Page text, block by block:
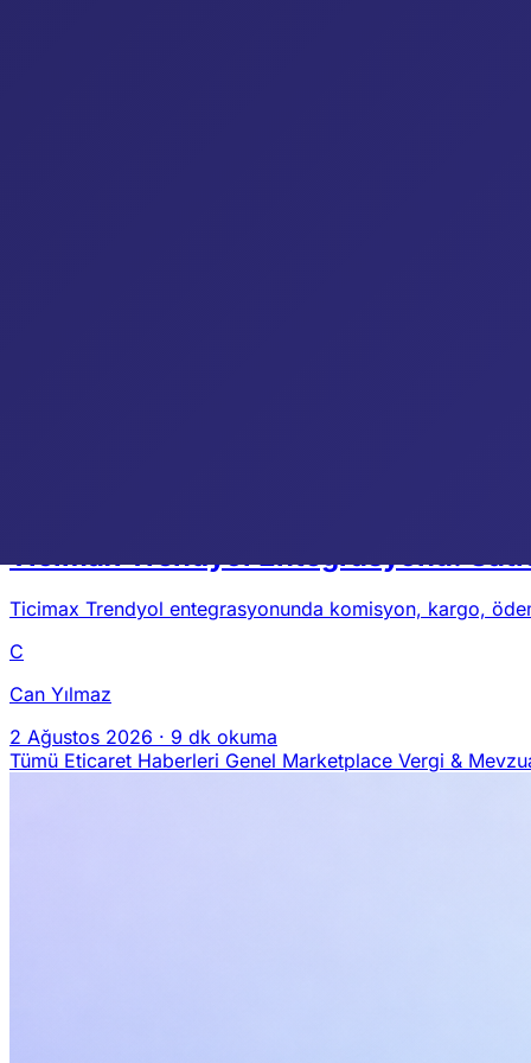
Ticimax Trendyol Entegrasyonu:
Ticimax Trendyol entegrasyonunda komisyon, kargo,
C
Can Yılmaz
2 Ağustos 2026 · 9 dk okuma
Tümü Eticaret Haberleri Genel Marketplace Vergi &